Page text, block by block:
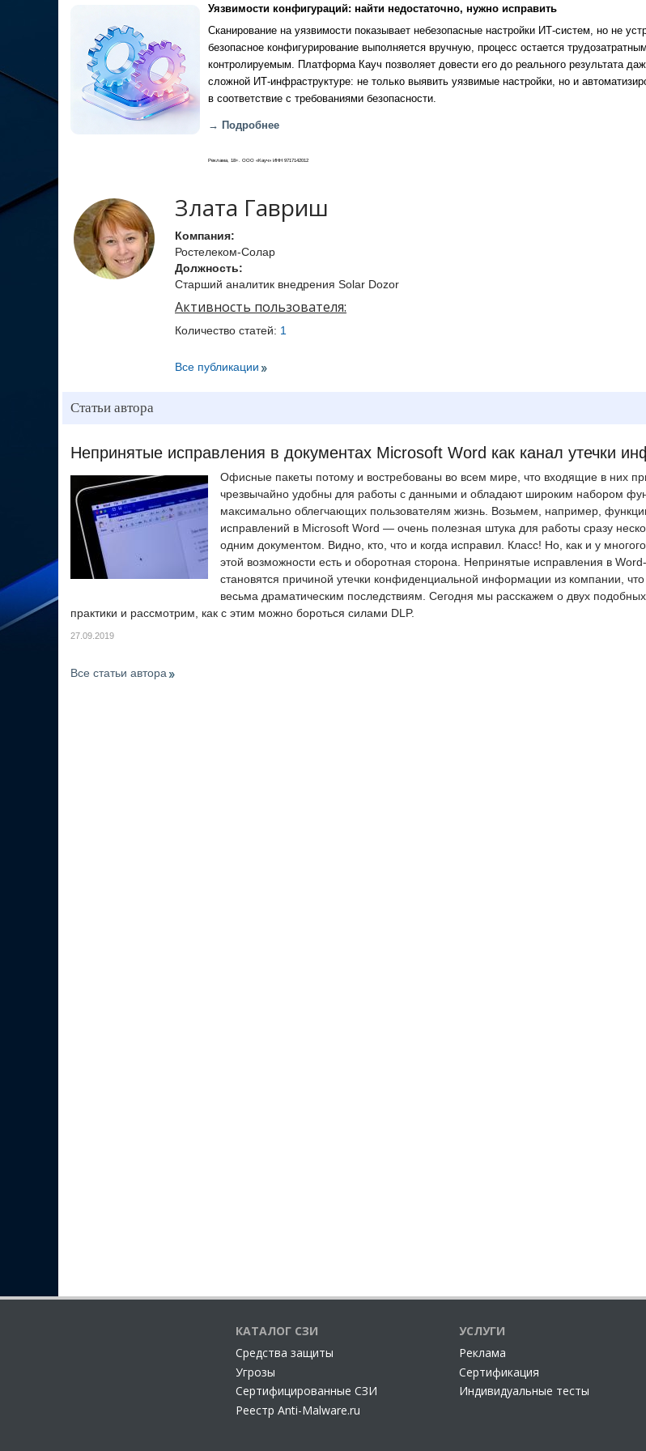
Уязвимости конфигураций: найти недостаточно, нужно исправить
Сканирование на уязвимости показывает небезопасные настройки ИТ-систем, но не
безопасное конфигурирование выполняется вручную, процесс остается
контролируемым. Платформа Кауч позволяет довести его до реального результата
сложной ИТ-инфраструктуре: не только выявить уязвимые настройки, но и
в соответствие с требованиями безопасности.
→ Подробнее
Реклама, 18+. ООО «Кауч» ИНН 9717142012
Злата Гавриш
Компания:
Ростелеком-Солар
Должность:
Старший аналитик внедрения Solar Dozor
Активность пользователя:
Количество статей: 1
Все публикации
Статьи автора
Непринятые исправления в документах Microsoft Word как канал утечки
Офисные пакеты потому и востребованы во всем мире, что входящие в них
чрезвычайно удобны для работы с данными и обладают широким набором
максимально облегчающих пользователям жизнь. Возьмем, например,
исправлений в Microsoft Word — очень полезная штука для работы сразу
одним документом. Видно, кто, что и когда исправил. Класс! Но, как и у
этой возможности есть и оборотная сторона. Непринятые исправления в
становятся причиной утечки конфиденциальной информации из компании,
весьма драматическим последствиям. Сегодня мы расскажем о двух
практики и рассмотрим, как с этим можно бороться силами DLP.
27.09.2019
Все статьи автора
КАТАЛОГ СЗИ
Cредства защиты
Угрозы
Сертифицированные СЗИ
Реестр Anti-Malware.ru
УСЛУГИ
Реклама
Сертификация
Индивидуальные тесты